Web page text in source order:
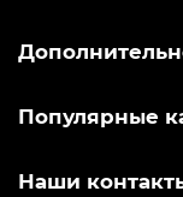
Популярные
Наши